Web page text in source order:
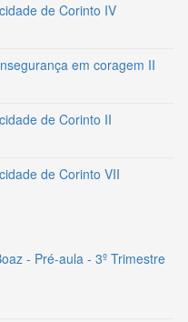
de Corinto IV
em coragem II
de Corinto II
de Corinto VII
- Pré-aula - 3º Trimestre